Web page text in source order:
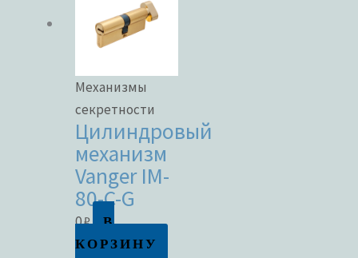
Механизмы
секретности
Цилиндровый
механизм
Vanger IM-
80-C-G
0₽
В
КОРЗИНУ